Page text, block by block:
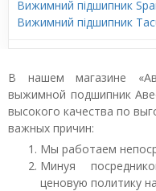
Вижимний підшипник
Вижимний підшипник
В нашем магазине
выжимной подшипник
высокого качества по
важных причин:
Мы работаем
Минуя
ценовую политику